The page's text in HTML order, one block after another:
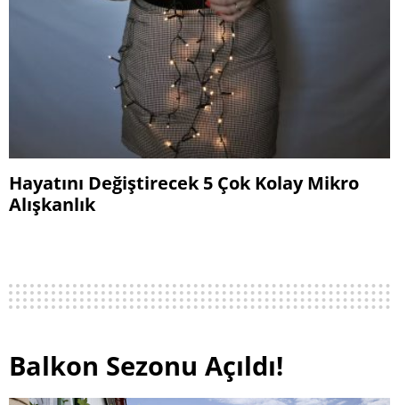
Hayatını Değiştirecek 5 Çok Kolay Mikro
Alışkanlık
Balkon Sezonu Açıldı!